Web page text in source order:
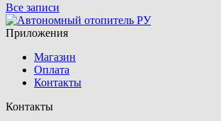
Все записи
Приложения
Магазин
Оплата
Контакты
Контакты